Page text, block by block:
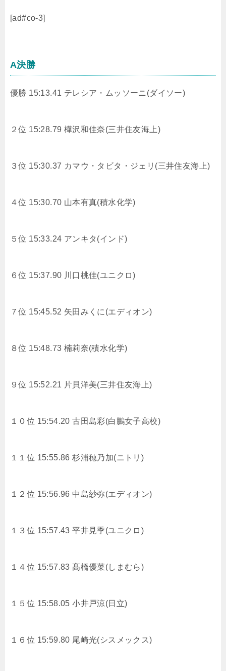
[ad#co-3]
A決勝
優勝 15:13.41 テレシア・ムッソーニ(ダイソー)
２位 15:28.79 樺沢和佳奈(三井住友海上)
３位 15:30.37 カマウ・タビタ・ジェリ(三井住友海上)
４位 15:30.70 山本有真(積水化学)
５位 15:33.24 アンキタ(インド)
６位 15:37.90 川口桃佳(ユニクロ)
７位 15:45.52 矢田みくに(エディオン)
８位 15:48.73 楠莉奈(積水化学)
９位 15:52.21 片貝洋美(三井住友海上)
１０位 15:54.20 古田島彩(白鵬女子高校)
１１位 15:55.86 杉浦穂乃加(ニトリ)
１２位 15:56.96 中島紗弥(エディオン)
１３位 15:57.43 平井見季(ユニクロ)
１４位 15:57.83 髙橋優菜(しまむら)
１５位 15:58.05 小井戸涼(日立)
１６位 15:59.80 尾崎光(シスメックス)